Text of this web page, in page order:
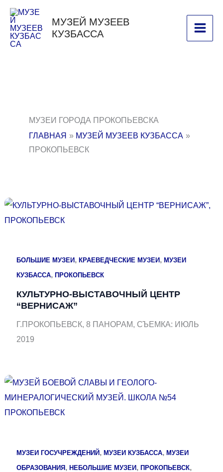
ПЕРЕЙТИ
СОДЕРЖИМОМУ
МУЗЕЙ МУЗЕЕВ
КУЗБАССА
МУЗЕИ ГОРОДА ПРОКОПЬЕВСКА
ГЛАВНАЯ
МУЗЕЙ МУЗЕЕВ КУЗБАССА
ПРОКОПЬЕВСК
БОЛЬШИЕ МУЗЕИ ,КРАЕВЕДЧЕСКИЕ МУЗЕИ ,МУЗЕИ
КУЗБАССА,ПРОКОПЬЕВСК
КУЛЬТУРНО-ВЫСТАВОЧНЫЙ ЦЕНТР
“ВЕРНИСАЖ”
Г.ПРОКОПЬЕВСК, 8 ПАНОРАМ, СЪЕМКА: ИЮЛЬ
2019
МУЗЕИ ГОСУЧРЕЖДЕНИЙ,МУЗЕИ КУЗБАССА,МУЗЕИ
ОБРАЗОВАНИЯ,НЕБОЛЬШИЕ МУЗЕИ,ПРОКОПЬЕВСК,